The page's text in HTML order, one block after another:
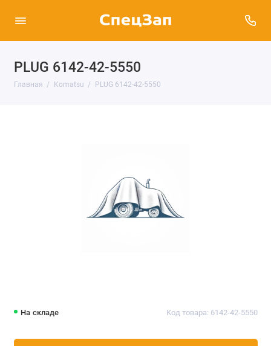
PLUG 6142-42-5550
Главная Komatsu PLUG 6142-42-5550
На складе Код товара: 6142-42-5550